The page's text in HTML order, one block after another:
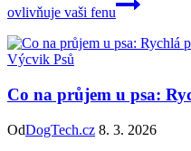
ovlivňuje vaši fenu
Výcvik Psů
Co na průjem u psa:
OdDogTech.cz 8. 3. 2026